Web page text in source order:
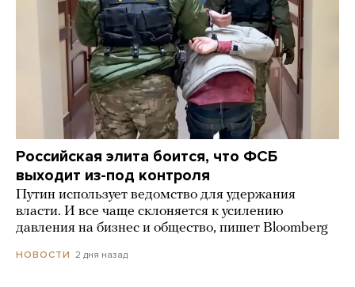
Российская элита боится, что ФСБ
выходит из-под контроля
Путин использует ведомство для удержания
власти. И все чаще склоняется к усилению
давления на бизнес и общество, пишет Bloomberg
НОВОСТИ 2 дня назад